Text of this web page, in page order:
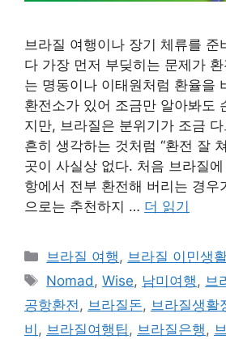
브라질 여행이나 장기 체류를 준
다 가장 먼저 부딪히는 문제가
는 명동이나 이태원처럼 환율을
환전소가 있어 조금만 알아봐도
지만, 브라질은 분위기가 조금
흔히 생각하는 것처럼 “환전 잘
곳이 사실상 없다. 처음 브라질
항에서 전부 환전해 버리는 경우
으로는 추천하지 … 더 읽기
카
테
리
브라질 여행, 브라질 이민생
태
그
Nomad,Wise, 남미여행, 브
공항환전, 브라질돈, 브라질생활
비 , 브라질여행팁, 브라질은행,